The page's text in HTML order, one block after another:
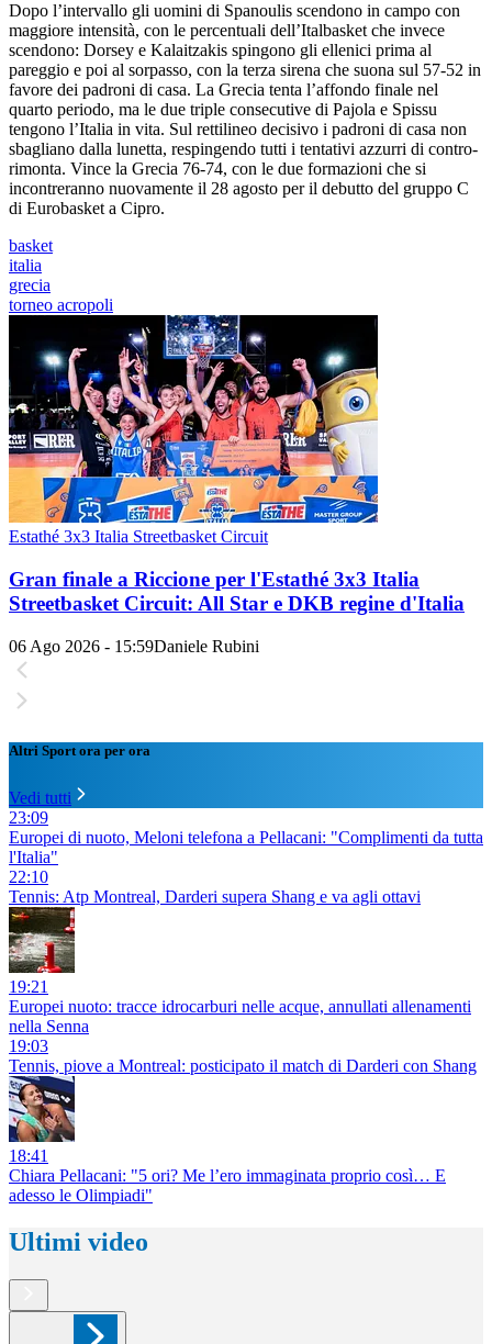
Dopo l’intervallo gli uomini di Spanoulis scendono in campo con
maggiore intensità, con le percentuali dell’Italbasket che invece
scendono: Dorsey e Kalaitzakis spingono gli ellenici prima al
pareggio e poi al sorpasso, con la terza sirena che suona sul 57-52 in
favore dei padroni di casa. La Grecia tenta l’affondo finale nel
quarto periodo, ma le due triple consecutive di Pajola e Spissu
tengono l’Italia in vita. Sul rettilineo decisivo i padroni di casa non
sbagliano dalla lunetta, respingendo tutti i tentativi azzurri di contro-
rimonta. Vince la Grecia 76-74, con le due formazioni che si
incontreranno nuovamente il 28 agosto per il debutto del gruppo C
di Eurobasket a Cipro.
basket
italia
grecia
torneo acropoli
Estathé 3x3 Italia Streetbasket Circuit
Gran finale a Riccione per l'Estathé 3x3 Italia
Streetbasket Circuit: All Star e DKB regine d'Italia
06 Ago 2026 - 15:59Daniele Rubini
Altri Sport ora per ora
Vedi tutti
23:09
Europei di nuoto, Meloni telefona a Pellacani: "Complimenti da tutta
l'Italia"
22:10
Tennis: Atp Montreal, Darderi supera Shang e va agli ottavi
19:21
Europei nuoto: tracce idrocarburi nelle acque, annullati allenamenti
nella Senna
19:03
Tennis, piove a Montreal: posticipato il match di Darderi con Shang
18:41
Chiara Pellacani: "5 ori? Me l’ero immaginata proprio così… E
adesso le Olimpiadi"
Ultimi video